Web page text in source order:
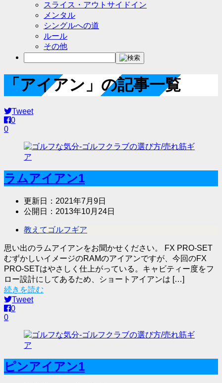
スライス・アウトサイドイン
メンタル
シングルへの道
ルール
その他
「アイアン」の記事一覧
Tweet
0
0
ラムアイアン1
更新日： 2021年7月9日
公開日： 2013年10月24日
教えてゴルフギア
思い出のラムアイアンをお聞かせください。 FX PRO-SET
むずかしいイメージのRAMのアイアンですが、今回のFX
PRO-SETはやさしく仕上がっている。キャビティー度をフ
ロー設計にしてあるため、ショートアイアンは […]
続きを読む
Tweet
0
0
ピンアイアン1